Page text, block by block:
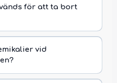
för att ta bort
vid